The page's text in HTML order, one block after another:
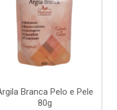
Branca Pelo e Pele
80g